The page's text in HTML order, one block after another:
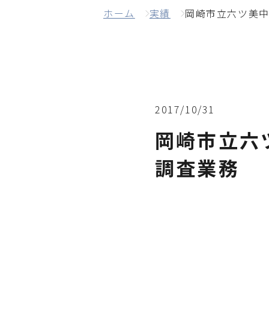
ホーム 実績 岡崎市立六ツ美
2017/10/31
岡崎市立
調査業務